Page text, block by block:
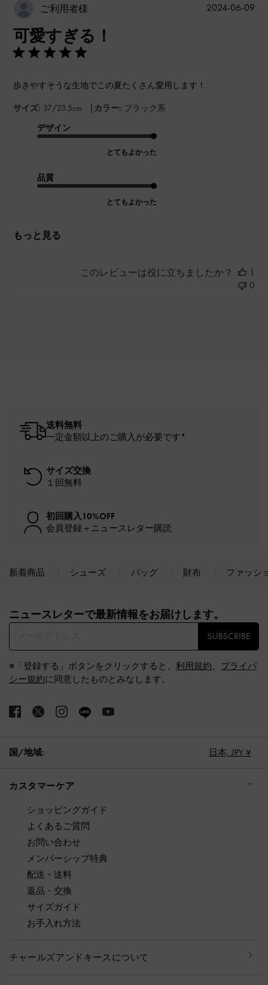
ご利用者様
可愛すぎる！
歩きやすそうな生地でこの夏たくさん愛用します！
サイズ: 37/23.5cm | カラー: ブラック系
デザイン
とてもよかった
品質
とてもよかった
もっと見る
公
2024-06-09
このレビューは役に立ちましたか？
1
0
送料無料
一定金額以上のご購入が必要です*
サイズ交換
１回無料
初回購入10%OFF
会員登録＋ニュースレター購読
新着商品 シューズ バッグ 財布 ファッシ
ニュースレターで最新情報をお届けします。​
SUBSCRIBE
※「登録する」ボタンをクリックすると、 利用規約、 プライバ
シー規約に同意したものとみなします。
国/地域: 日本, JPY ¥
カスタマーケア
ショッピングガイド
よくあるご質問
お問い合わせ
メンバーシップ特典
配送・送料
返品・交換
サイズガイド
お手入れ方法
チャールズアンドキースについて